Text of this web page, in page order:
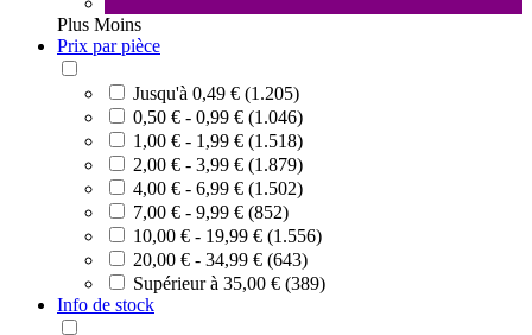
Plus Moins
Prix par pièce
Jusqu'à 0,49 € (1.205)
0,50 € - 0,99 € (1.046)
1,00 € - 1,99 € (1.518)
2,00 € - 3,99 € (1.879)
4,00 € - 6,99 € (1.502)
7,00 € - 9,99 € (852)
10,00 € - 19,99 € (1.556)
20,00 € - 34,99 € (643)
Supérieur à 35,00 € (389)
Info de stock